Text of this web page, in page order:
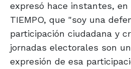
expresó hace instantes, en
TIEMPO, que "soy una
participación ciudadana y
jornadas electorales son
expresión de esa